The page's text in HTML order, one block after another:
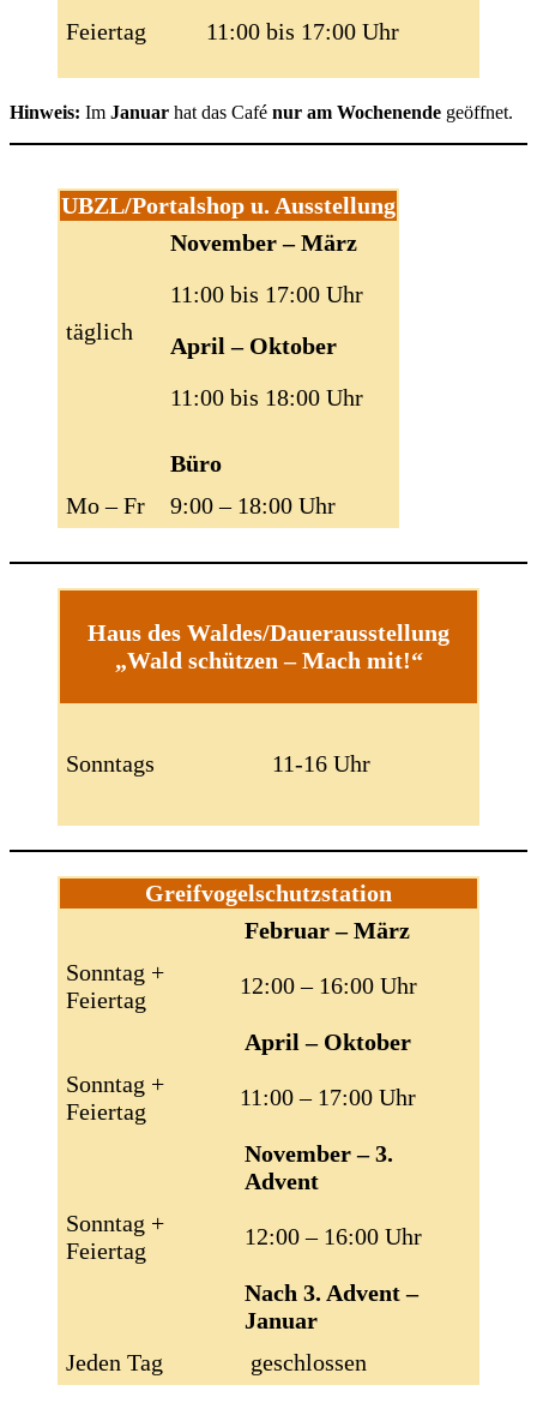
Feiertag 11:00 bis 17:00 Uhr
Hinweis: Im Januar hat das Café nur am Wochenende geöffnet.
UBZL/Portalshop u. Ausstellung
täglich
November – März
11:00 bis 17:00 Uhr
April – Oktober
11:00 bis 18:00 Uhr
Büro
Mo – Fr
9:00 – 18:00 Uhr
Haus des Waldes/Dauerausstellung
„Wald schützen – Mach mit!“
Sonntags 11-16 Uhr
Greifvogelschutzstation
Februar – März
Sonntag +
Feiertag
12:00 – 16:00 Uhr
April – Oktober
Sonntag +
Feiertag
11:00 – 17:00 Uhr
November – 3.
Advent
Sonntag +
Feiertag
12:00 – 16:00 Uhr
Nach 3. Advent –
Januar
Jeden Tag
geschlossen